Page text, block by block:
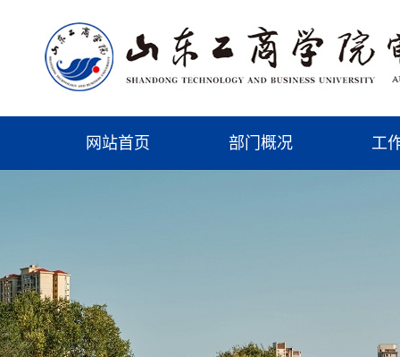
网站首页 部门概况 工